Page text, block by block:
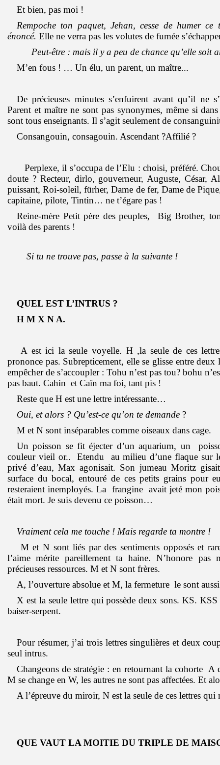
Et bien, pas moi !
Rempoche ton paquet, Jehan, cesse de humer
énoncé. Elle ne verra pas les volutes de fumée
Peut-être : mais il y a peu de chance qu’elle soit
M’en fous ! … Un élu, un parent, un maître...
De précieuses minutes s’enfuirent avant qu’il ne
Parent et maître ne sont pas synonymes, même si
sont tous enseignants. Il s’agit seulement de
Consangouin, consagouin. Ascendant ?Affilié ?
Perplexe, il s’occupa de l’Elu : choisi, préféré.
doute ? Recteur, dirlo, gouverneur, Auguste, César,
puissant, Roi-soleil, fürher, Dame de fer, Dame de
capitaine, pilote, Tintin… ne t’égare pas !
Reine-mère Petit père des peuples, Big Brother,
voilà des parents !
Si tu ne trouve pas, passe à la suivante !
QUEL EST L’INTRUS ?
H M X N A.
A est ici la seule voyelle. H ,la seule de ces
prononce pas. Subrepticement, elle se glisse entre deux
empêcher de s’accoupler : Tohu n’est pas tou? bohu
pas baut. Cahin et Caïn ma foi, tant pis !
Reste que H est une lettre intéressante…
Oui, et alors ? Qu’est-ce qu’on te demande?
M et N sont inséparables comme oiseaux dans cage.
Un poisson se fit éjecter d’un aquarium, un
couleur vieil or.. Etendu au milieu d’une flaque sur
privé d’eau, Max agonisait. Son jumeau Moritz
surface du bocal, entouré de ces petits grains pour
resteraient inemployés. La frangine avait jeté mon
était mort. Je suis devenu ce poisson…
Vraiment cela me touche ! Mais regarde ta montre !
M et N sont liés par des sentiments opposés et
l’aime mérite pareillement ta haine. N’honore pas
précieuses ressources. M et N sont frères.
A, l’ouverture absolue et M, la fermeture le sont
X est la seule lettre qui possède deux sons. KS.
baiser-serpent.
Pour résumer, j’ai trois lettres singulières et deux
seul intrus.
Changeons de stratégie : en retournant la cohorte A
M se change en W, les autres ne sont pas affectées. Et
A l’épreuve du miroir, N est la seule de ces lettres qui
QUE VAUT LA MOITIE DU TRIPLE DE